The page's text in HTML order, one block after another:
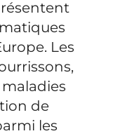
Les
de
les